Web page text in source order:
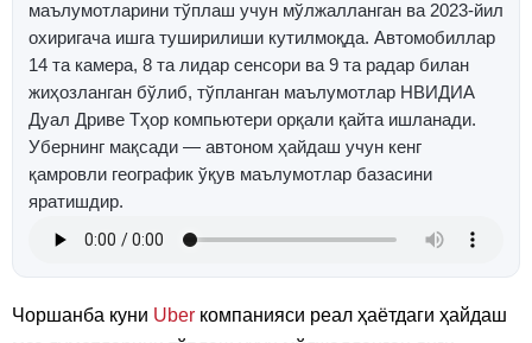
маълумотларини тўплаш учун мўлжалланган ва 2023-йил
охиригача ишга туширилиши кутилмоқда. Автомобиллар
14 та камера, 8 та лидар сенсори ва 9 та радар билан
жиҳозланган бўлиб, тўпланган маълумотлар НВИДИА
Дуал Дриве Тҳор компьютери орқали қайта ишланади.
Убернинг мақсади — автоном ҳайдаш учун кенг
қамровли географик ўқув маълумотлар базасини
яратишдир.
Чоршанба куни Uber компанияси реал ҳаётдаги ҳайдаш